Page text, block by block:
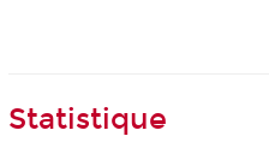
Statistique